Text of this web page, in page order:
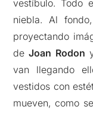
vestíbulo. Todo
niebla. Al
proyectando
deJoan Rodon
van llegando
vestidos con
mueven, como